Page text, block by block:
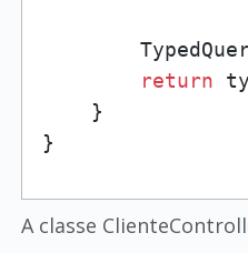
return
    }
}
A classe